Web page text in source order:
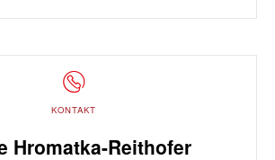
KONTAKT
Hromatka-Reithofer